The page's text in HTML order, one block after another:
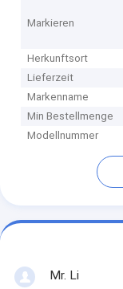
Markieren
Herkunftsort
Lieferzeit
Markenname
Min Bestellmenge
Modellnummer
Mr. Li